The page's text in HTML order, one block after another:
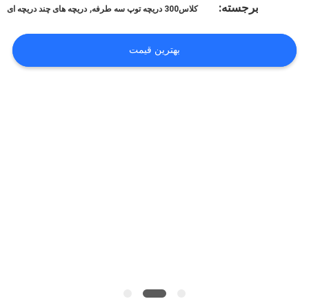
تماس
بگیرید
برجسته:
کلاس300 دریچه توپ سه طرفه , دریچه های چند دریچه ای
بهترین قیمت